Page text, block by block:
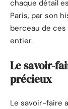
chaque détail
Paris, par son
berceau de
entier.
Le savoir-
précieux
Le savoir-faire